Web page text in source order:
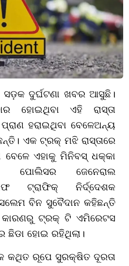
ଦୁର୍ଘଟଣା ଖବର ଆସୁଛି।
ହୋଇଥିବା ଏହି ରାସ୍ତା
ହରାଇଥିବା ବେଳେଅନ୍ୟ
ଏକ ଟ୍ରକ୍ ମଝି ରାସ୍ତାରେ
ବେଳେ ଏହାକୁ ମିନିବସ୍ ଧକ୍କା
ପୋଲିସର ଜେନେରାଲ
ଟ୍ରାଫିକ୍ ନିର୍ଦ୍ଦେଶକ
ବିନ ସୁବୈଦାନ କହିଛନ୍ତି
ଟ୍ରକ୍ ଟି ଏମିରେଟସ
ହୋଇ ରହିଥିଲା।
କଥିତ ରୂପେ ସୁରକ୍ଷିତ ଦୂରତା